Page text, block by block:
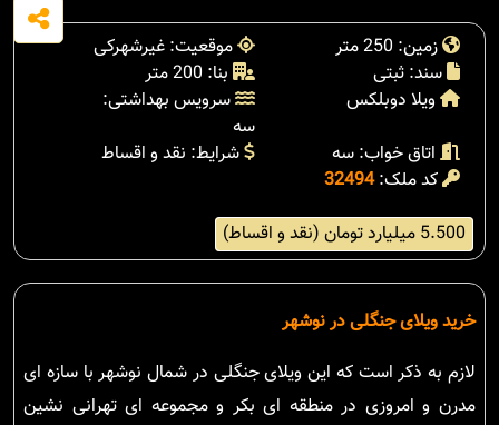
زمین: 250 متر
موقعیت: غیرشهرکی
سند: ثبتی
بنا: 200 متر
ویلا دوبلکس
سرویس بهداشتی:
سه
اتاق خواب: سه
شرایط: نقد و اقساط
کد ملک:32494
5.500 میلیارد تومان (نقد و اقساط)
خرید ویلای جنگلی در نوشهر
لازم به ذکر است که این ویلای جنگلی در شمال نوشهر با سازه ای
مدرن و امروزی در منطقه ای بکر و مجموعه ای تهرانی نشین